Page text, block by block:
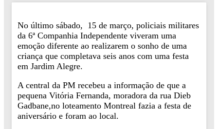
No último sábado, 15 de março, policiais militares
da 6ª Companhia Independente viveram uma
emoção diferente ao realizarem o sonho de uma
criança que completava seis anos com uma festa
em Jardim Alegre.
A central da PM recebeu a informação de que a
pequena Vitória Fernanda, moradora da rua Dieb
Gadbane,no loteamento Montreal fazia a festa de
aniversário e foram ao local.